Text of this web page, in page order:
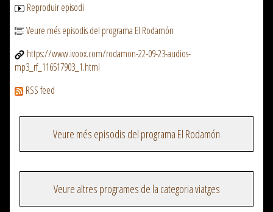
Reproduir episodi
Veure més episodis del programa El Rodamón
https://www.ivoox.com/rodamon-22-09-23-audios-
mp3_rf_116517903_1.html
RSS feed
Veure més episodis del programa El Rodamón
Veure altres programes de la categoria viatges